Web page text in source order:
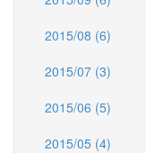
2015/08 (6)
2015/07 (3)
2015/06 (5)
2015/05 (4)